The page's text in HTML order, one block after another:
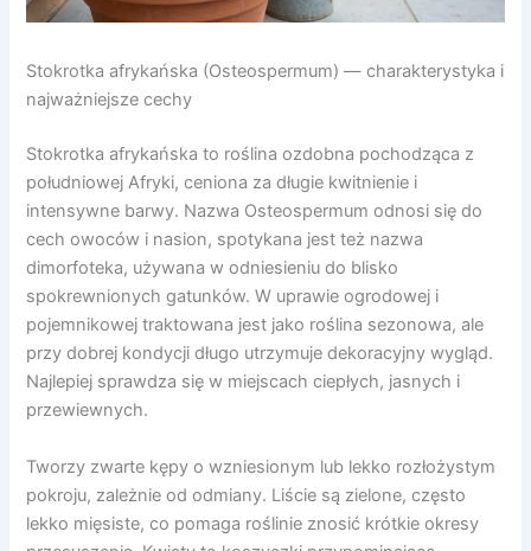
Stokrotka afrykańska (Osteospermum) — charakterystyka i
najważniejsze cechy
Stokrotka afrykańska to roślina ozdobna pochodząca z
południowej Afryki, ceniona za długie kwitnienie i
intensywne barwy. Nazwa Osteospermum odnosi się do
cech owoców i nasion, spotykana jest też nazwa
dimorfoteka, używana w odniesieniu do blisko
spokrewnionych gatunków. W uprawie ogrodowej i
pojemnikowej traktowana jest jako roślina sezonowa, ale
przy dobrej kondycji długo utrzymuje dekoracyjny wygląd.
Najlepiej sprawdza się w miejscach ciepłych, jasnych i
przewiewnych.
Tworzy zwarte kępy o wzniesionym lub lekko rozłożystym
pokroju, zależnie od odmiany. Liście są zielone, często
lekko mięsiste, co pomaga roślinie znosić krótkie okresy